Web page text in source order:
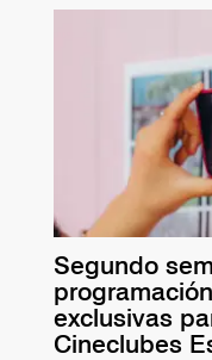
Segundo
exclusivas
Cineclubes